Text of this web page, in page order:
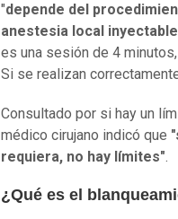
"depende del
anestesia local
es una sesión de 4
Si se realizan
Consultado por si hay un
médico cirujano indicó que
requiera, no hay límites".
¿Qué es el